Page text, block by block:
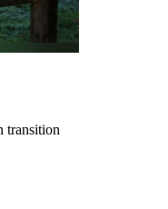
transition